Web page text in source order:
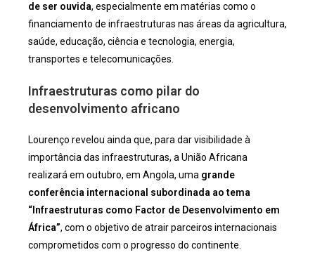
de ser ouvida, especialmente em matérias como o
financiamento de infraestruturas nas áreas da agricultura,
saúde, educação, ciência e tecnologia, energia,
transportes e telecomunicações.
Infraestruturas como pilar do
desenvolvimento africano
Lourenço revelou ainda que, para dar visibilidade à
importância das infraestruturas, a União Africana
realizará em outubro, em Angola, uma grande
conferência internacional subordinada ao tema
“Infraestruturas como Factor de Desenvolvimento em
África”, com o objetivo de atrair parceiros internacionais
comprometidos com o progresso do continente.